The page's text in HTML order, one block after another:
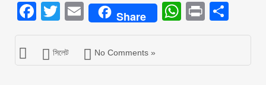
Facebook
Twitter
EmailShare Print
সিলেট No Comments »